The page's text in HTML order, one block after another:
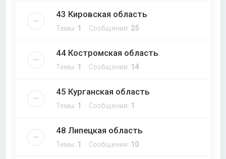
43 Кировская область
Темы: 1 Сообщения: 25
44 Костромская область
Темы: 1 Сообщения: 14
45 Курганская область
Темы: 1 Сообщения: 1
48 Липецкая область
Темы: 1 Сообщения: 10